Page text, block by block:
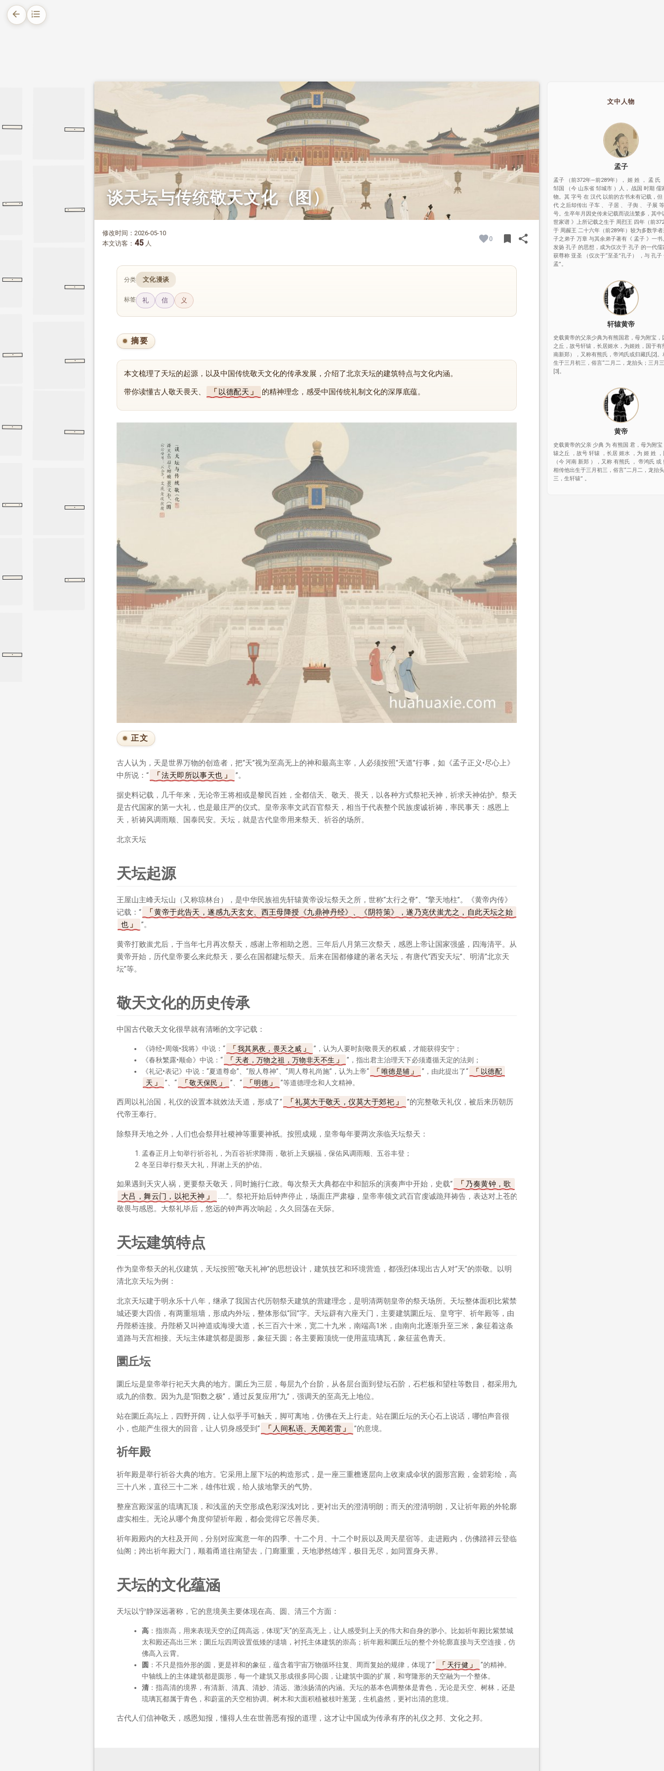
arrow_back format_list_numbered
敬天文化的历史传承
·
·
记
·
·
仪志一
·
礼仪志一
颂
·
·
心上
·
大荒北经
·
周书
·
·
周书
·
周书
·
西山经
山海经
·
·
周书
·
·
谈天坛与传统敬天文化（图）
修改时间：2026-05-10
本文访客： 45 人
0 bookmarkBOOKMARK
shareSHARE
分类 文化漫谈
标签 礼 信 义
摘要
本文梳理了天坛的起源，以及中国传统敬天文化的传承发展，介绍了北京天坛的建筑特点与文化内涵。
带你读懂古人敬天畏天、 以德配天 的精神理念，感受中国传统礼制文化的深厚底蕴。
正文
古人认为，天是世界万物的创造者，把“天”视为至高无上的神和最高主宰，人必须按照“天道”行事，如《孟子正义•尽心上》
中所说：“
法天即所以事天也 ”。
据史料记载，几千年来，无论帝王将相或是黎民百姓，全都信天、敬天、畏天，以各种方式祭祀天神，祈求天神佑护。祭天
是古代国家的第一大礼，也是最庄严的仪式。皇帝亲率文武百官祭天，相当于代表整个民族虔诚祈祷，率民事天：感恩上
天，祈祷风调雨顺、国泰民安。天坛，就是古代皇帝用来祭天、祈谷的场所。
北京天坛
天坛起源
王屋山主峰天坛山（又称琼林台），是中华民族祖先轩辕黄帝设坛祭天之所，世称“太行之脊”、“擎天地柱”。《黄帝内传》
记载：“
黄帝于此告天，遂感九天玄女、西王母降授《九鼎神丹经》、《阴符策》，遂乃克伏蚩尤之，自此天坛之始
也
”。
黄帝打败蚩尤后，于当年七月再次祭天，感谢上帝相助之恩。三年后八月第三次祭天，感恩上帝让国家强盛，四海清平。从
黄帝开始，历代皇帝要么来此祭天，要么在国都建坛祭天。后来在国都修建的著名天坛，有唐代“西安天坛”、明清“北京天
坛”等。
敬天文化的历史传承
中国古代敬天文化很早就有清晰的文字记载：
《诗经•周颂•我将》中说：“ 我其夙夜，畏天之威
”，认为人要时刻敬畏天的权威，才能获得安宁；
《春秋繁露•顺命》中说：“
天者，万物之祖，万物非天不生
”，指出君主治理天下必须遵循天定的法则；
《礼记•表记》中说：“夏道尊命”、“殷人尊神”、“周人尊礼尚施”，认为上帝“
唯德是辅 ”，由此提出了“
以德配
天
”、“ 敬天保民 ”、“ 明德 ”等道德理念和人文精神。
西周以礼治国，礼仪的设置本就效法天道，形成了“ 礼莫大于敬天，仪莫大于郊祀
”的完整敬天礼仪，被后来历朝历
代帝王奉行。
除祭拜天地之外，人们也会祭拜社稷神等重要神祇。按照成规，皇帝每年要两次亲临天坛祭天：
孟春正月上旬举行祈谷礼，为百谷祈求降雨，敬祈上天赐福，保佑风调雨顺、五谷丰登；
冬至日举行祭天大礼，拜谢上天的护佑。
如果遇到天灾人祸，更要祭天敬天，同时施行仁政。每次祭天大典都在中和韶乐的演奏声中开始，史载“
乃奏黄钟，歌
大吕，舞云门，以祀天神
……”。祭祀开始后钟声停止，场面庄严肃穆，皇帝率领文武百官虔诚跪拜祷告，表达对上苍的
敬畏与感恩。大祭礼毕后，悠远的钟声再次响起，久久回荡在天际。
天坛建筑特点
作为皇帝祭天的礼仪建筑，天坛按照“敬天礼神”的思想设计，建筑技艺和环境营造，都强烈体现出古人对“天”的崇敬。以明
清北京天坛为例：
北京天坛建于明永乐十八年，继承了我国古代历朝祭天建筑的营建理念，是明清两朝皇帝的祭天场所。天坛整体面积比紫禁
城还要大四倍，有两重垣墙，形成内外坛，整体形似“回”字。天坛辟有六座天门，主要建筑圜丘坛、皇穹宇、祈年殿等，由
丹陛桥连接。丹陛桥又叫神道或海墁大道，长三百六十米，宽二十九米，南端高1米，由南向北逐渐升至三米，象征着这条
道路与天宫相接。天坛主体建筑都是圆形，象征天圆；各主要殿顶统一使用蓝琉璃瓦，象征蓝色青天。
圜丘坛
圜丘坛是皇帝举行祀天大典的地方。圜丘为三层，每层九个台阶，从各层台面到登坛石阶，石栏板和望柱等数目，都采用九
或九的倍数。因为九是“阳数之极”，通过反复应用“九”，强调天的至高无上地位。
站在圜丘高坛上，四野开阔，让人似乎手可触天，脚可离地，仿佛在天上行走。站在圜丘坛的天心石上说话，哪怕声音很
小，也能产生很大的回音，让人切身感受到“
人间私语、天闻若雷 ”的意境。
祈年殿
祈年殿是举行祈谷大典的地方。它采用上屋下坛的构造形式，是一座三重檐逐层向上收束成伞状的圆形宫殿，金碧彩绘，高
三十八米，直径三十二米，雄伟壮观，给人拔地擎天的气势。
整座宫殿深蓝的琉璃瓦顶，和浅蓝的天空形成色彩深浅对比，更衬出天的澄清明朗；而天的澄清明朗，又让祈年殿的外轮廓
虚实相生。无论从哪个角度仰望祈年殿，都会觉得它尽善尽美。
祈年殿殿内的大柱及开间，分别对应寓意一年的四季、十二个月、十二个时辰以及周天星宿等。走进殿内，仿佛踏祥云登临
仙阁；跨出祈年殿大门，顺着甬道往南望去，门廊重重，天地渺然雄浑，极目无尽，如同置身天界。
天坛的文化蕴涵
天坛以宁静深远著称，它的意境美主要体现在高、圆、清三个方面：
高 ：指崇高，用来表现天空的辽阔高远，体现“天”的至高无上，让人感受到上天的伟大和自身的渺小。比如祈年殿比紫禁城
太和殿还高出三米；圜丘坛四周设置低矮的壝墙，衬托主体建筑的崇高；祈年殿和圜丘坛的整个外轮廓直接与天空连接，仿
佛高入云霄。
圆 ：不只是指外形的圆，更是祥和的象征，蕴含着宇宙万物循环往复、周而复始的规律，体现了“ 天行健
”的精神。
中轴线上的主体建筑都是圆形，每一个建筑又形成很多同心圆，让建筑中圆的扩展，和穹隆形的天空融为一个整体。
清 ：指高清的境界，有清新、清真、清妙、清远、激浊扬清的内涵。天坛的基本色调整体是青色，无论是天空、树林，还是
琉璃瓦都属于青色，和蔚蓝的天空相协调。树木和大面积植被枝叶葱茏，生机盎然，更衬出清的意境。
古代人们信神敬天，感恩知报，懂得人生在世善恶有报的道理，这才让中国成为传承有序的礼仪之邦、文化之邦。
文中人物
孟子
孟子 （前372年—前289年）， 姬 姓 ， 孟 氏
邹国 （今 山东省 邹城市 ）人， 战国 时期 儒
物。其 字号 在 汉代 以前的古书未有记载，但
代 之后却传出 子车 、 子居 、 子舆 、 子展
号。生卒年月因史传未记载而说法繁多，其中
世家谱 》上所记载之生于 周烈王 四年（前
于 周赧王 二十六年（前289年）较为多数学
子之弟子 万章 与其余弟子著有《 孟子 》一书
发扬 孔子 的思想，成为仅次于 孔子 的一代儒
获尊称 亚圣 （仅次于“至圣”孔子） ，与 孔子
孟”。
轩辕黄帝
史载黄帝的父亲少典为有熊国君，母为附宝，
之丘，故号轩辕，长居姬水，为姬姓，国于有
南新郑），又称有熊氏，帝鸿氏或归藏氏[2]。
生于三月初三，俗言“二月二，龙抬头；三月
[3]。
黄帝
史载黄帝的父亲 少典 为 有熊国 君，母为附宝
辕之丘 ，故号 轩辕 ，长居 姬水 ，为 姬 姓
（今 河南 新郑 ），又称 有熊氏 ， 帝鸿氏 或
相传他出生于三月初三，俗言“二月二，龙抬
三，生轩辕” 。